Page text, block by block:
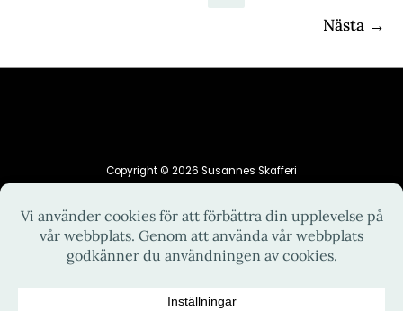
Nästa →
Copyright © 2026 Susannes Skafferi
HEM INTEGRITETSPOLICY
KONTAKT
OM MIG
RECEPT